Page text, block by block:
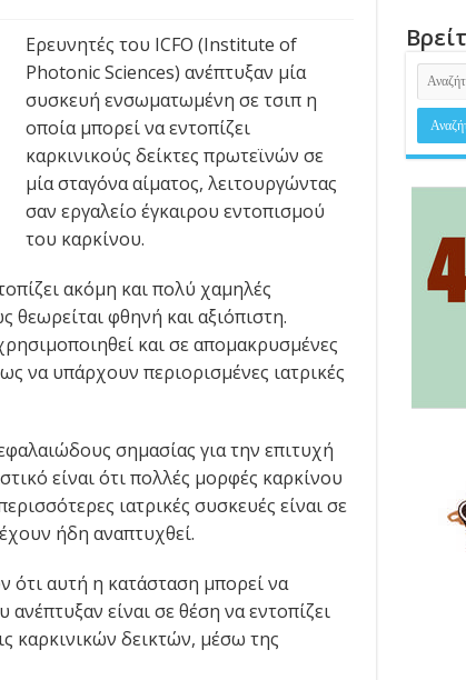
Ερευνητές του ICFO (Institute of
Photonic Sciences) ανέπτυξαν μία
συσκευή ενσωματωμένη σε τσιπ η
οποία μπορεί να εντοπίζει
καρκινικούς δείκτες πρωτεϊνών σε
μία σταγόνα αίματος, λειτουργώντας
σαν εργαλείο έγκαιρου εντοπισμού
του καρκίνου.
ακόμη και πολύ χαμηλές
φθηνή και αξιόπιστη.
και σε απομακρυσμένες
να υπάρχουν περιορισμένες ιατρικές
σημασίας για την επιτυχή
είναι ότι πολλές μορφές καρκίνου
ιατρικές συσκευές είναι σε
ήδη αναπτυχθεί.
ότι αυτή η κατάσταση μπορεί να
είναι σε θέση να εντοπίζει
καρκινικών δεικτών, μέσω της